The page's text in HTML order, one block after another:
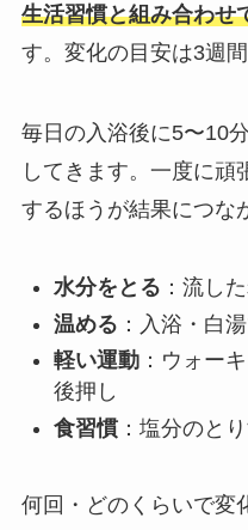
生活習慣と組み合わせ
す。変化の目安は3週間
毎日の入浴後に5〜10
してきます。一度に頑
するほうが結果につな
水分をとる ：流し
温める ：入浴・白
軽い運動：ウォー
後押し
食習慣：塩分のと
何回・どのくらいで変